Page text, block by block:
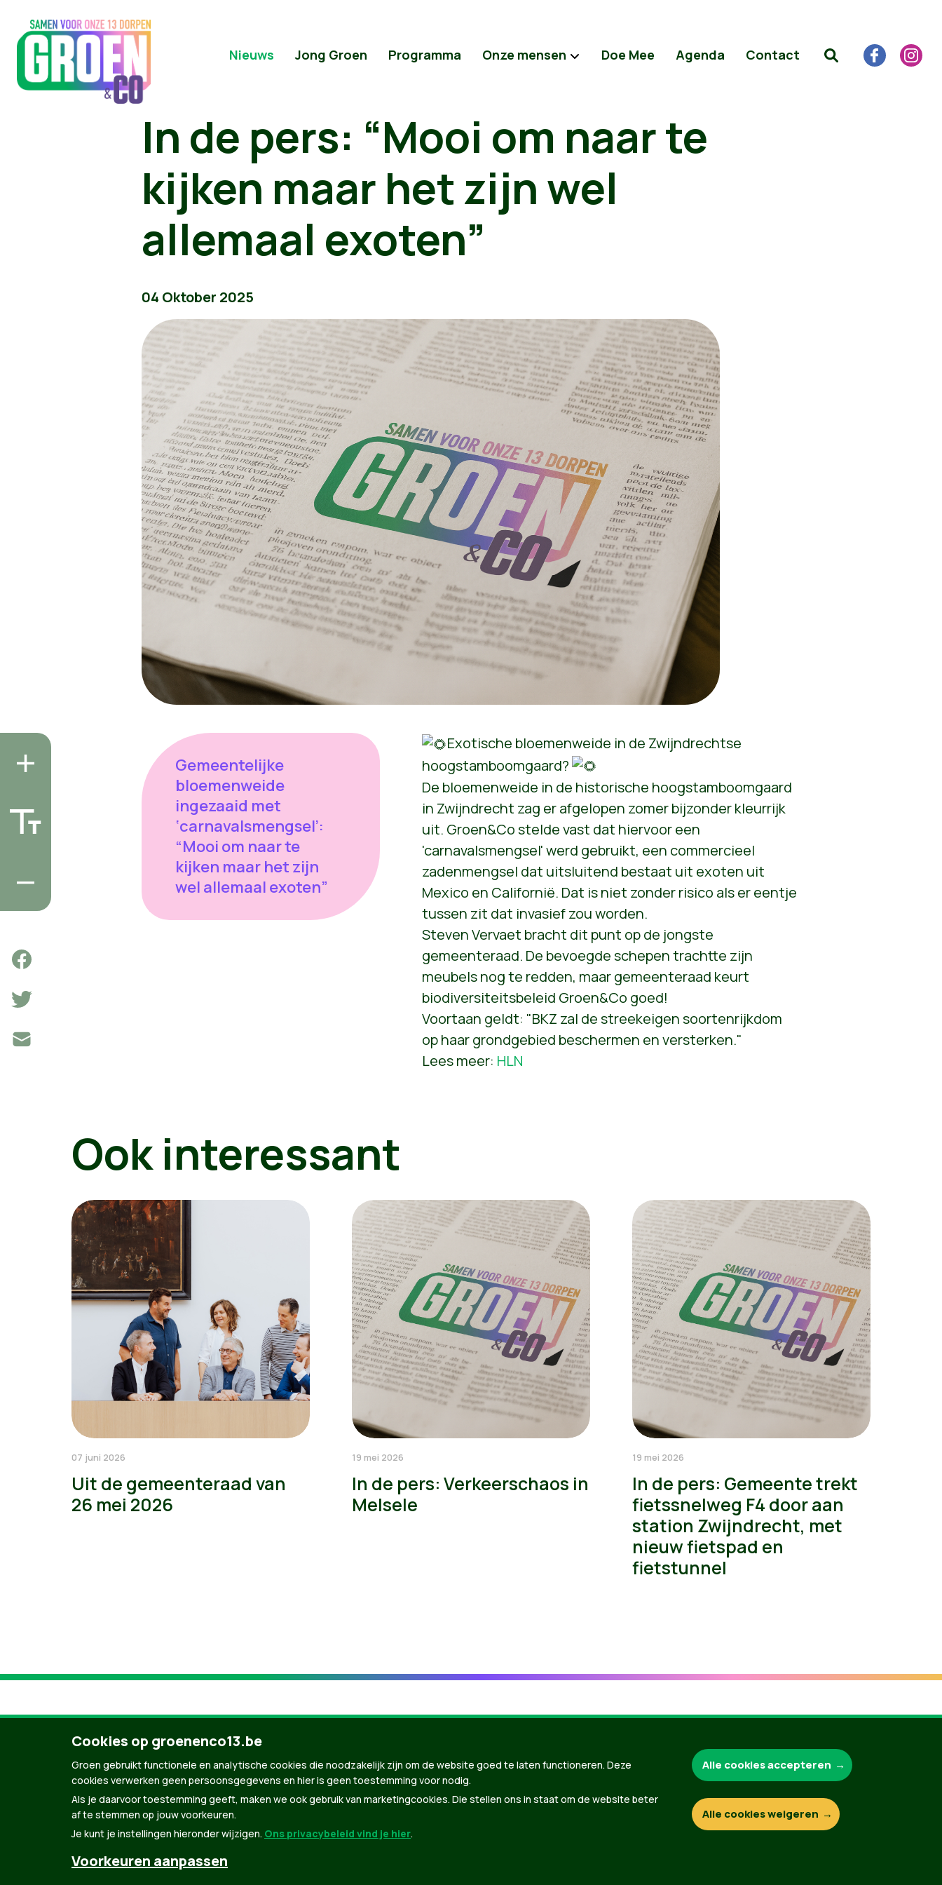
Nieuws Jong Groen Programma Onze mensen Doe Mee Agenda Contact
In de pers: “Mooi om naar te
kijken maar het zijn wel
allemaal exoten”
04 Oktober 2025
Gemeentelijke
bloemenweide
ingezaaid met
‘carnavalsmengsel’:
“Mooi om naar te
kijken maar het zijn
wel allemaal exoten”
Exotische bloemenweide in de Zwijndrechtse
hoogstamboomgaard?
De bloemenweide in de historische hoogstamboomgaard
in Zwijndrecht zag er afgelopen zomer bijzonder kleurrijk
uit. Groen&Co stelde vast dat hiervoor een
'carnavalsmengsel' werd gebruikt, een commercieel
zadenmengsel dat uitsluitend bestaat uit exoten uit
Mexico en Californië. Dat is niet zonder risico als er eentje
tussen zit dat invasief zou worden.
Steven Vervaet bracht dit punt op de jongste
gemeenteraad. De bevoegde schepen trachtte zijn
meubels nog te redden, maar gemeenteraad keurt
biodiversiteitsbeleid Groen&Co goed!
Voortaan geldt: "BKZ zal de streekeigen soortenrijkdom
op haar grondgebied beschermen en versterken."
Lees meer: HLN
Ook interessant
07 juni 2026
Uit de gemeenteraad van
26 mei 2026
19 mei 2026
In de pers: Verkeerschaos in
Melsele
19 mei 2026
In de pers: Gemeente trekt
fietssnelweg F4 door aan
station Zwijndrecht, met
nieuw fietspad en
fietstunnel
Groen.be
© Copyright Groen 2026 | Gemaakt metNationBuilder| Gebouwd door
Cookies op groenenco13.be
Groen gebruikt functionele en analytische cookies die noodzakelijk zijn om de website goed te laten functioneren. Deze
cookies verwerken geen persoonsgegevens en hier is geen toestemming voor nodig.
Als je daarvoor toestemming geeft, maken we ook gebruik van marketingcookies. Die stellen ons in staat om de website beter
af te stemmen op jouw voorkeuren.
Je kunt je instellingen hieronder wijzigen. Ons privacybeleid vind je hier.
Voorkeuren aanpassen
Alle cookies accepteren
Alle cookies weigeren